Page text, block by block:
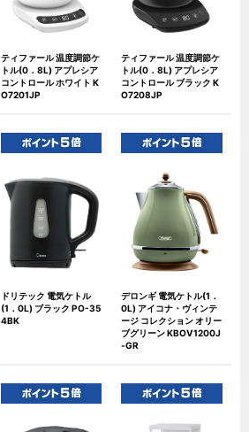
ティファール 温度調節ケ
トル(0．8L) アプレシア
コントロール ホワイト K
O7201JP
ティファール 温度調節ケ
トル(0．8L) アプレシア
コントロール ブラック K
O7208JP
ドリテック 電気ケトル
(1．0L) ブラック PO-35
4BK
デロンギ 電気ケトル(1．
0L) アイコナ・ヴィンテ
ージ コレクション オリー
ブグリーン KBOV1200J
-GR